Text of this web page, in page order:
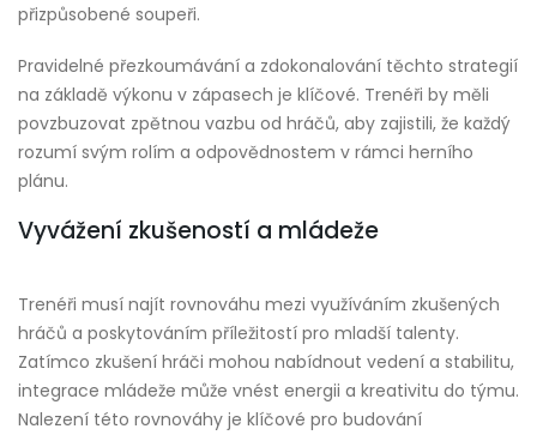
přizpůsobené soupeři.
Pravidelné přezkoumávání a zdokonalování těchto strategií
na základě výkonu v zápasech je klíčové. Trenéři by měli
povzbuzovat zpětnou vazbu od hráčů, aby zajistili, že každý
rozumí svým rolím a odpovědnostem v rámci herního
plánu.
Vyvážení zkušeností a mládeže
Trenéři musí najít rovnováhu mezi využíváním zkušených
hráčů a poskytováním příležitostí pro mladší talenty.
Zatímco zkušení hráči mohou nabídnout vedení a stabilitu,
integrace mládeže může vnést energii a kreativitu do týmu.
Nalezení této rovnováhy je klíčové pro budování